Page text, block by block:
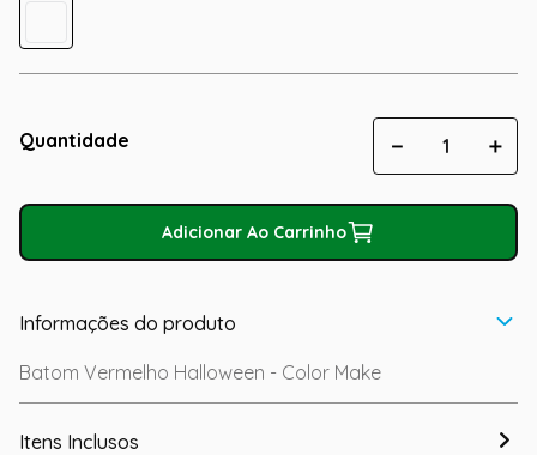
Quantidade ＋
－
Adicionar Ao Carrinho
Informações do produto
Batom Vermelho Halloween - Color Make
Itens Inclusos